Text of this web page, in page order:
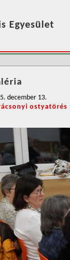
Egyesület
december 13.
ostyatörés